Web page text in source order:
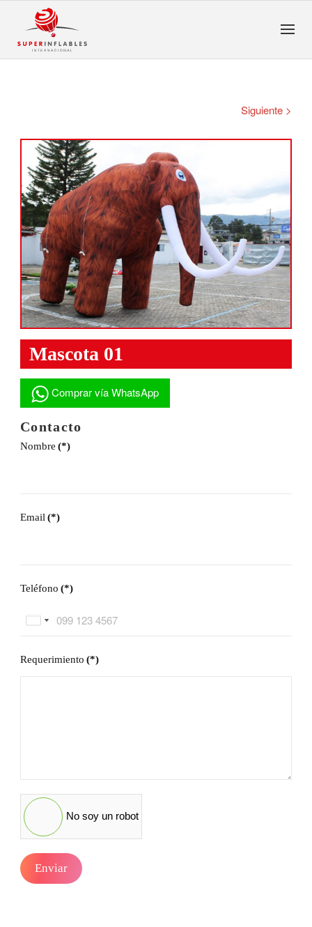
Siguiente >
Mascota 01
Comprar vía WhatsApp
Contacto
Nombre (*)
Email (*)
Teléfono (*)
Ecuador
United
+1
Requerimiento (*)
No soy un robot
Enviar